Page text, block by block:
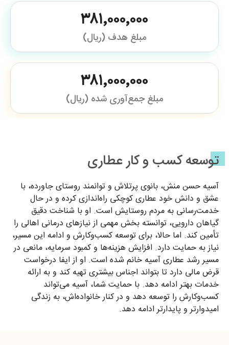
۳۸۱٬۰۰۰٬۰۰۰
مبلغ هدف (ریال)
۳۸۱٬۰۰۰٬۰۰۰
مبلغ جمع‌آوری شده (ریال)
توسعه کسب و کار عطاری
آسیه حسن منش، بانوی پرتلاش و توانمند روستای جاورده، با
عشق و دانش خود عطاری کوچکی راه‌اندازی کرده و در حال
خدمت‌رسانی به مردم روستایش است. او با شناخت دقیق
گیاهان دارویی، توانسته بخش مهمی از نیازهای درمانی اهالی را
تأمین کند. اما حالا، برای توسعه کسب‌وکارش و ادامه این مسیر،
نیاز به حمایت دارد. افزایش هزینه‌ها و کمبود سرمایه، مانعی در
مسیر رشد عطاری آسیه خانم شده است. او از ایفا درخواست
قرض مالی دارد تا بتواند اجناس بیشتری تهیه کند و به ارائه
خدمات بهتر ادامه دهد. با حمایت شما، آسیه می‌تواند
کسب‌وکارش را توسعه دهد و در کنار خانواده‌اش، به زندگی
امیدوارتر و پایدارتر ادامه دهد.